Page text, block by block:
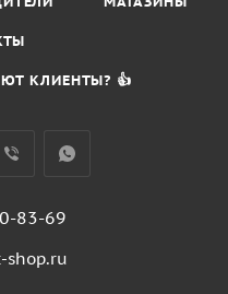
КЛИЕНТЫ? 👍
83-69
shop.ru